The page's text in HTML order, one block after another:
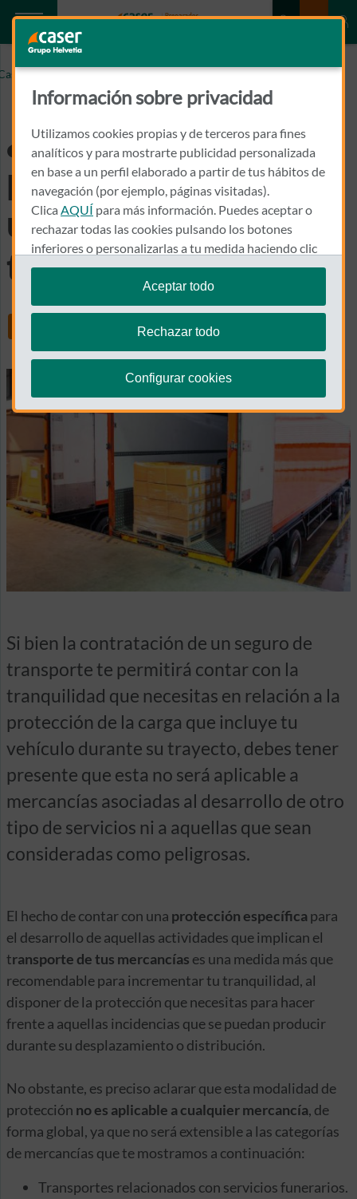
¿Qué mercancías no pueden incluirse en un seguro de
¿Qué mercancías no
pueden incluirse en
un seguro de
transporte?
Si bien la contratación de un seguro de
transporte te permitirá contar con la
tranquilidad que necesitas en relación a la
protección de la carga que incluye tu
vehículo durante su trayecto, debes tener
presente que esta no será aplicable a
mercancías asociadas al desarrollo de otro
tipo de servicios ni a aquellas que sean
consideradas como peligrosas.
El hecho de contar con una protección específica para
el desarrollo de aquellas actividades que implican el
transporte de tus mercancías es una medida más que
recomendable para incrementar tu tranquilidad, al
disponer de la protección que necesitas para hacer
frente a aquellas incidencias que se puedan producir
durante su desplazamiento o distribución.
No obstante, es preciso aclarar que esta modalidad de
protección no es aplicable a cualquier mercancía, de
forma global, ya que no será extensible a las categorías
de mercancías que te mostramos a continuación:
Transportes relacionados con servicios funerarios.
Información sobre privacidad
Utilizamos cookies propias y de terceros para fines
analíticos y para mostrarte publicidad personalizada
en base a un perfil elaborado a partir de tus hábitos de
navegación (por ejemplo, páginas visitadas).
Clica AQUÍ para más información. Puedes aceptar o
rechazar todas las cookies pulsando los botones
inferiores o personalizarlas a tu medida haciendo clic
en"configurar cookies".
Te recordamos que puedes modificar tus ajustes de
cookies en cualquier momento en la sección
Aceptar todo
Rechazar todo
Configurar cookies